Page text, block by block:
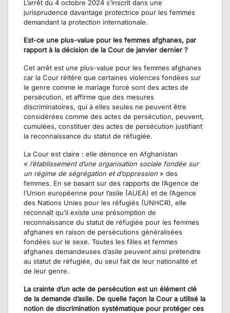
L’arrêt du 4 octobre 2024 s’inscrit dans une
jurisprudence davantage protectrice pour les femmes
demandant la protection internationale.
Est-ce une plus-value pour les femmes afghanes, par
rapport à la décision de la Cour de janvier dernier ?
Cet arrêt est une plus-value pour les femmes afghanes
car la Cour réitère que certaines violences fondées sur
le genre comme le mariage forcé sont des actes de
persécution, et affirme que des mesures
discriminatoires, qui à elles seules ne peuvent être
considérées comme des actes de persécution, peuvent,
cumulées, constituer des actes de persécution justifiant
la reconnaissance du statut de réfugiée.
La Cour est claire : elle dénonce en Afghanistan
« l’établissement d’une organisation sociale fondée sur
un régime de ségrégation et d’oppression » des
femmes. En se basant sur des rapports de l’Agence de
l’Union européenne pour l’asile (AUEA) et de l’Agence
des Nations Unies pour les réfugiés (UNHCR), elle
reconnaît qu’il existe une présomption de
reconnaissance du statut de réfugiée pour les femmes
afghanes en raison de persécutions généralisées
fondées sur le sexe. Toutes les filles et femmes
afghanes demandeuses d’asile peuvent ainsi prétendre
au statut de réfugiée, du seul fait de leur nationalité et
de leur genre.
La crainte d’un acte de persécution est un élément clé
de la demande d’asile. De quelle façon la Cour a utilisé la
notion de discrimination systématique pour protéger ces